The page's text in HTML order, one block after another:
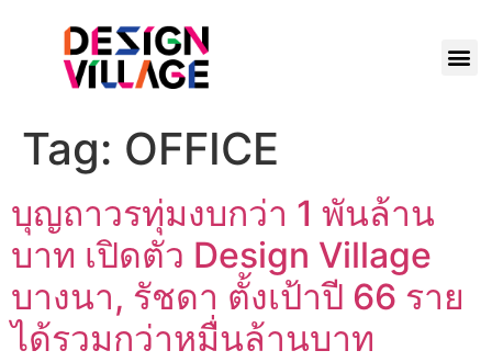
Tag: OFFICE
บุญถาวรทุ่มงบกว่า 1 พันล้าน
บาท เปิดตัว Design Village
บางนา, รัชดา ตั้งเป้าปี 66 ราย
ได้รวมกว่าหมื่นล้านบาท